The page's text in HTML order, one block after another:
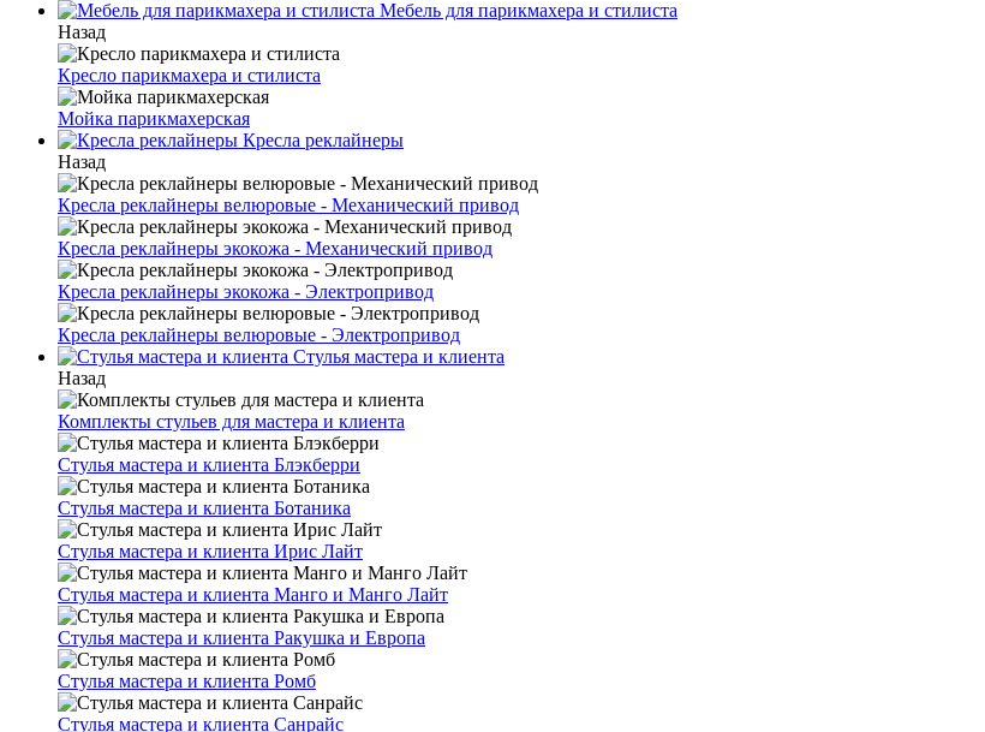
Мебель для парикмахера и стилиста
Назад
Кресло парикмахера и стилиста
Мойка парикмахерская
Кресла реклайнеры
Назад
Кресла реклайнеры велюровые - Механический привод
Кресла реклайнеры экокожа - Механический привод
Кресла реклайнеры экокожа - Электропривод
Кресла реклайнеры велюровые - Электропривод
Стулья мастера и клиента
Назад
Комплекты стульев для мастера и клиента
Стулья мастера и клиента Блэкберри
Стулья мастера и клиента Ботаника
Стулья мастера и клиента Ирис Лайт
Стулья мастера и клиента Манго и Манго Лайт
Стулья мастера и клиента Ракушка и Европа
Стулья мастера и клиента Ромб
Стулья мастера и клиента Санрайс